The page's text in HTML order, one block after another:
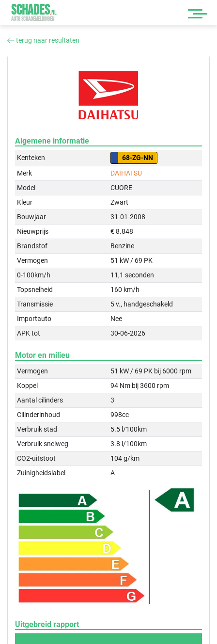
SCHADES.NL
AUTO SCHADEMELDINGEN
terug naar resultaten
Algemene informatie
Kenteken
68-ZG-NN
Merk
DAIHATSU
Model
CUORE
Kleur
Zwart
Bouwjaar
31-01-2008
Nieuwprijs
€ 8.848
Brandstof
Benzine
Vermogen
51 kW / 69 PK
0-100km/h
11,1 seconden
Topsnelheid
160 km/h
Transmissie
5 v., handgeschakeld
Importauto
Nee
APK tot
30-06-2026
Motor en milieu
Vermogen
51 kW / 69 PK bij 6000 rpm
Koppel
94 Nm bij 3600 rpm
Aantal cilinders
3
Cilinderinhoud
998cc
Verbruik stad
5.5 l/100km
Verbruik snelweg
3.8 l/100km
CO2-uitstoot
104 g/km
Zuinigheidslabel
A
Uitgebreid rapport